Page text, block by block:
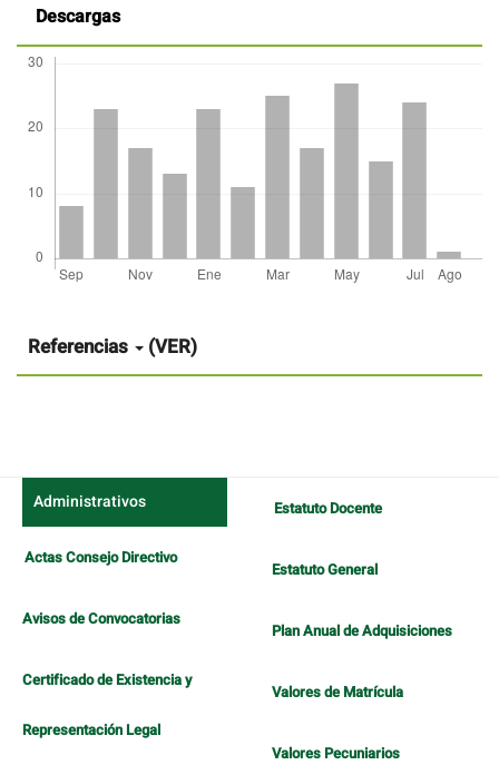
Descargas
artículo
Referencias (VER)
Administrativos
Actas Consejo Directivo
Avisos de Convocatorias
Certificado de Existencia y
Representación Legal
Estatuto Docente
Estatuto General
Plan Anual de Adquisiciones
Valores de Matrícula
Valores Pecuniarios